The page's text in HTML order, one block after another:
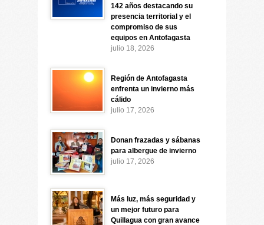
142 años destacando su
presencia territorial y el
compromiso de sus
equipos en Antofagasta
julio 18, 2026
Región de Antofagasta
enfrenta un invierno más
cálido
julio 17, 2026
Donan frazadas y sábanas
para albergue de invierno
julio 17, 2026
Más luz, más seguridad y
un mejor futuro para
Quillagua con gran avance